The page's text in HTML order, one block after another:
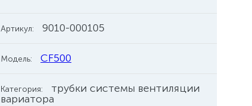
Артикул: 9010-000105
Модель: CF500
Категория:
трубки системы вентиляции
вариатора